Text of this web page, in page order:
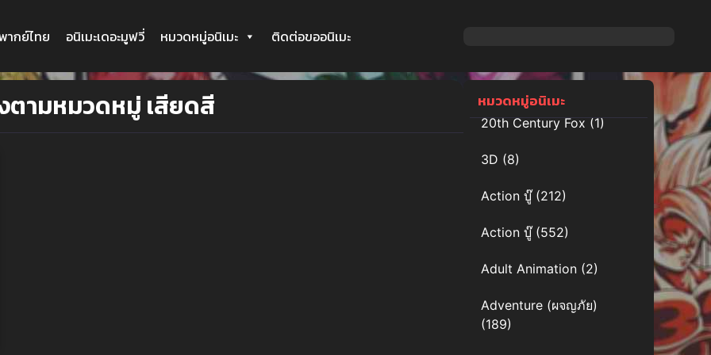
ากย์ไทย อนิเมะเดอะมูฟวี่ หมวดหมู่อนิเมะ ติดต่อขออนิเมะ
ามหมวดหมู่ เสียดสี หมวดหมู่อนิเมะ
20th Century Fox(1)
3D (8)
Action บู๊(212)
Action บู๊(552)
Adult Animation (2)
Adventure (ผจญภัย)
(189)